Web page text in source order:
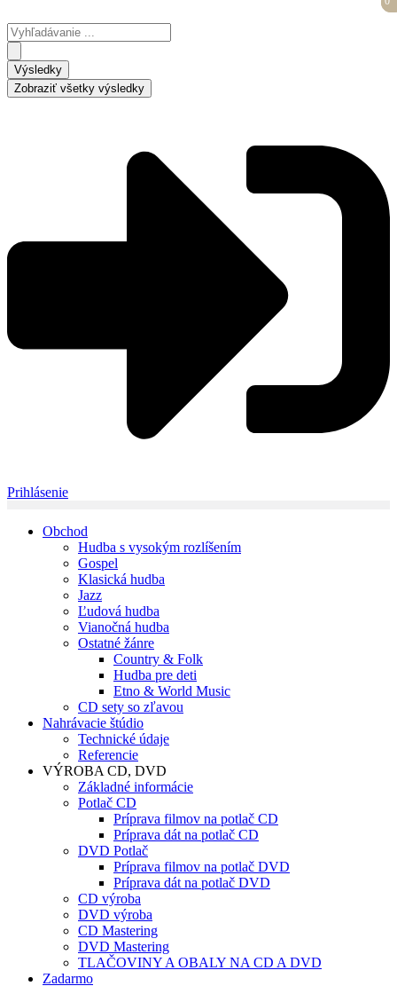
na
obsah
Search
...
Výsledky
Zobraziť všetky výsledky
Prihlásenie
Obchod
Hudba s vysokým rozlíšením
Gospel
Klasická hudba
Jazz
Ľudová hudba
Vianočná hudba
Ostatné žánre
Country & Folk
Hudba pre deti
Etno & World Music
CD sety so zľavou
Nahrávacie štúdio
Technické údaje
Referencie
VÝROBA CD, DVD
Základné informácie
Potlač CD
Príprava filmov na potlač CD
Príprava dát na potlač CD
DVD Potlač
Príprava filmov na potlač DVD
Príprava dát na potlač DVD
CD výroba
DVD výroba
CD Mastering
DVD Mastering
TLAČOVINY A OBALY NA CD A DVD
Zadarmo